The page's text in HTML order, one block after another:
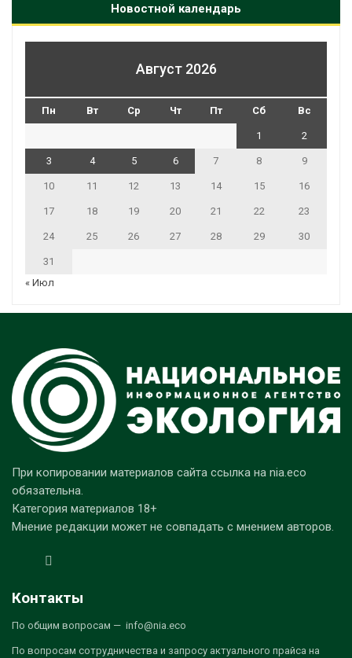
Новостной календарь
Август 2026
Пн Вт Ср Чт Пт Сб Вс
1 2
3 4 5 6 7 8 9
10 11 12 13 14 15 16
17 18 19 20 21 22 23
24 25 26 27 28 29 30
31
« Июл
При копировании материалов сайта ссылка на nia.eco
обязательна.
Категория материалов 18+
Мнение редакции может не совпадать с мнением авторов.
Контакты
По общим вопросам — info@nia.eco
По вопросам сотрудничества и запросу актуального прайса на